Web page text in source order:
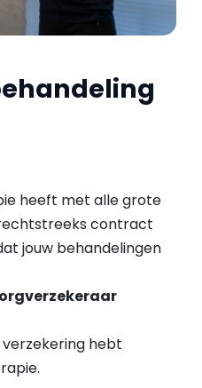
heeft met alle grote
contract
jouw behandelingen
verzekering hebt